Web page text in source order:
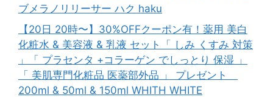
ブメラノリリーサー ハク haku
【20日 20時〜】30%OFFクーポン有！薬用 美白
化粧水 & 美容液 & 乳液 セット「 しみ くすみ 対策
」「 プラセンタ +コラーゲン でしっとり 保湿 」
「 美肌専門化粧品 医薬部外品 」 プレゼント
200ml & 50ml & 150ml WHITH WHITE